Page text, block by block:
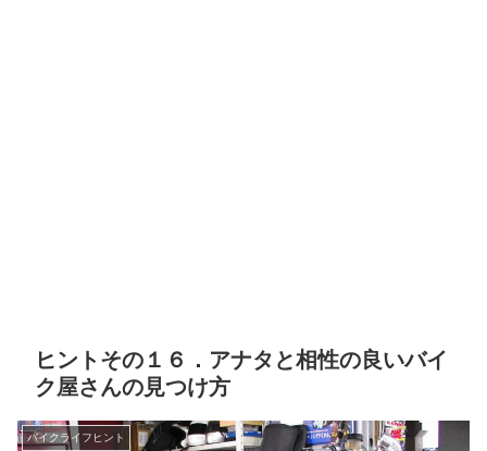
ヒントその１６．アナタと相性の良いバイ
ク屋さんの見つけ方
バイクライフヒント